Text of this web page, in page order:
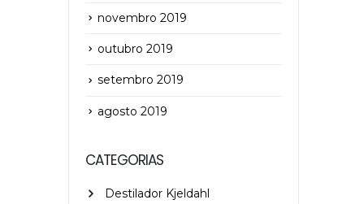
novembro 2019
outubro 2019
setembro 2019
agosto 2019
CATEGORIAS
Destilador Kjeldahl